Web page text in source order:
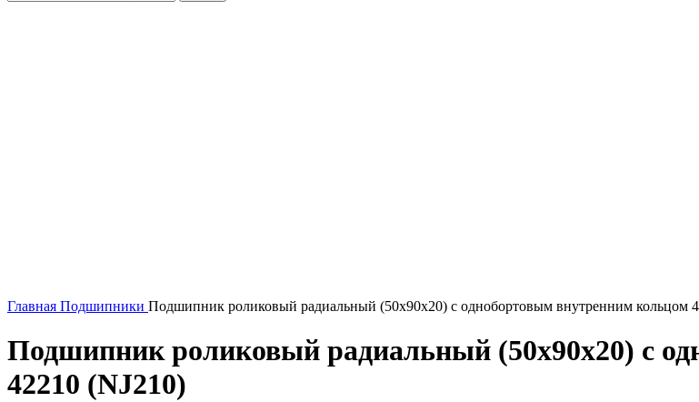
Главная Подшипники Подшипник роликовый радиальный (50x90x20) с однобортовым внутренним кольцом
Подшипник роликовый радиальный (50x90x20) с
42210 (NJ210)